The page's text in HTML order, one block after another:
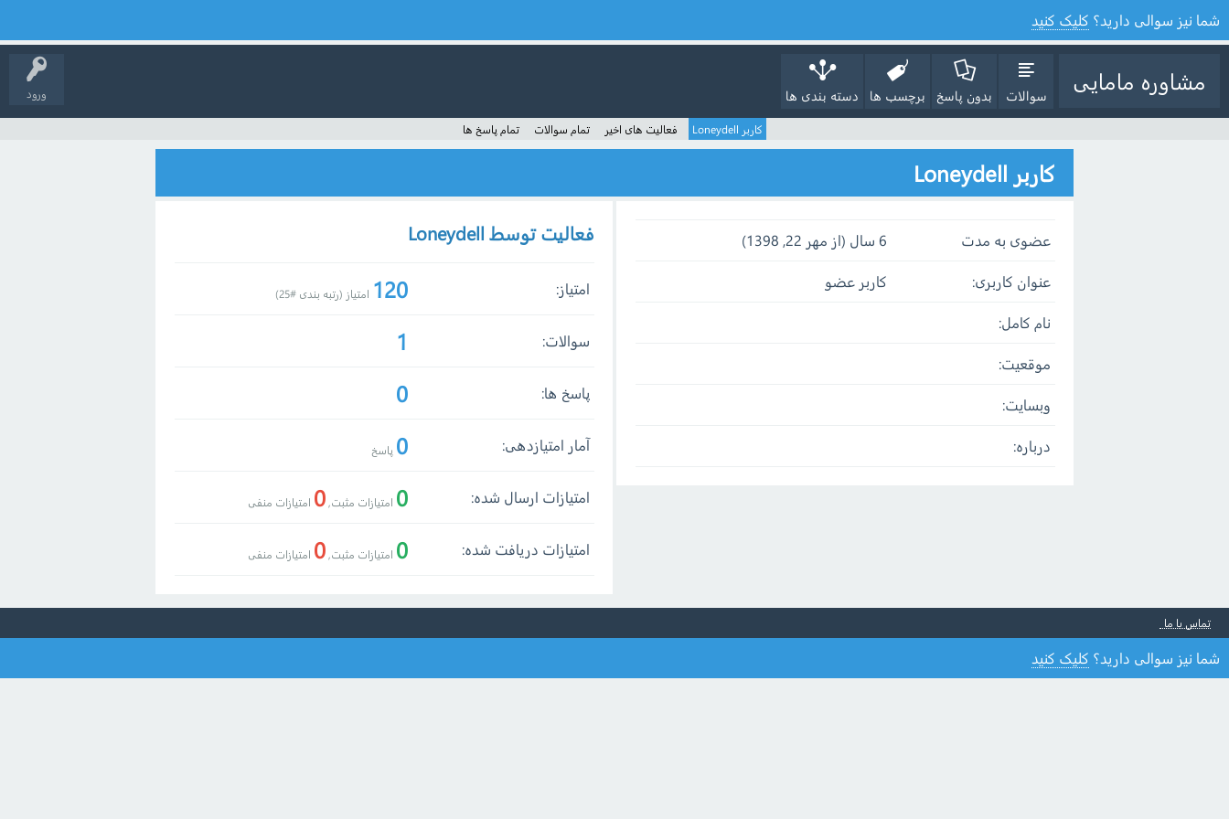
شما نیز سوالی دارید؟ کلیک کنید
ورود مشاوره مامایی
سوالات بدون پاسخ برچسب ها دسته بندی ها
کاربر Loneydell فعالیت های اخیر تمام سوالات تمام پاسخ ها
کاربر Loneydell
عضوی به مدت 6 سال (از مهر 22, 1398)
عنوان کاربری: کاربر عضو
نام کامل:
موقعیت:
وبسایت:
درباره:
فعالیت توسط Loneydell
امتیاز: 120 امتیاز (رتبه بندی #25
)
سوالات: 1
پاسخ ها: 0
آمار امتیازدهی: 0 پاسخ
امتیازات ارسال شده: 0 امتیازات مثبت,0 امتیازات منفی
امتیازات دریافت شده: 0 امتیازات مثبت,0 امتیازات منفی
تماس با ما
شما نیز سوالی دارید؟ کلیک کنید